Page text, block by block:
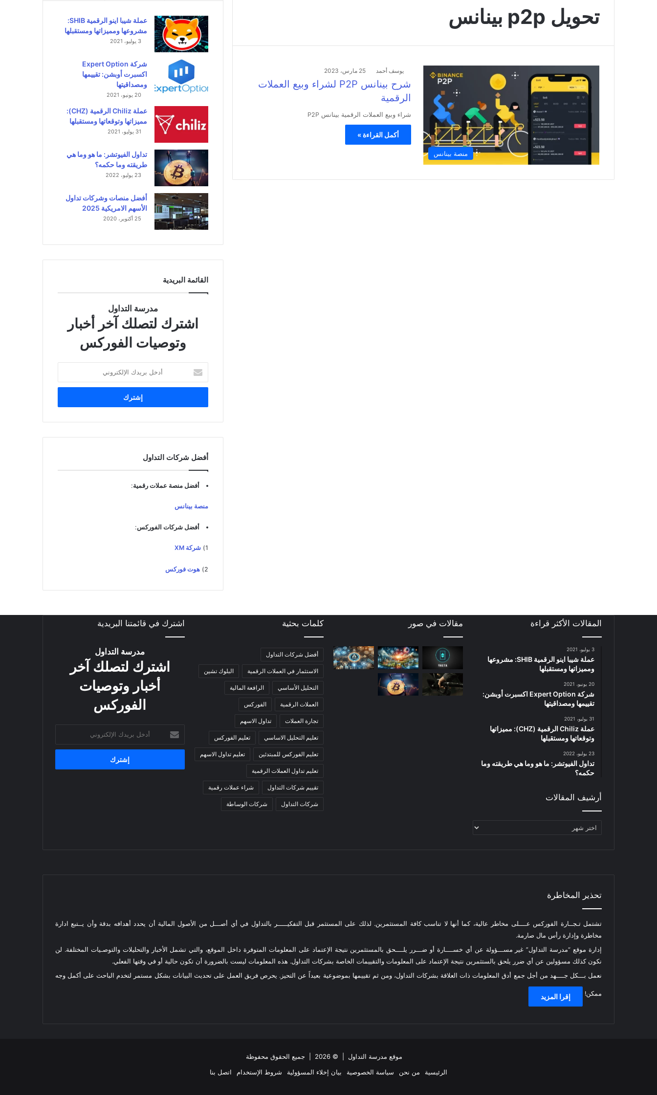
تحويل p2p بينانس
منصة بينانس
يوسف أحمد 25 مارس، 2023
شرح بينانس P2P لشراء وبيع العملات
الرقمية
شراء وبيع العملات الرقمية بينانس P2P
أكمل القراءة »
عملة شيبا اينو الرقمية SHIB:
مشروعها ومميزاتها ومستقبلها
3 يوليو، 2021
شركة Expert Option
اكسبرت أوبشن: تقييمها
ومصداقيتها
20 يونيو، 2021
عملة Chiliz الرقمية (CHZ):
مميزاتها وتوقعاتها ومستقبلها
31 يوليو، 2021
تداول الفيوتشر: ما هو وما هي
طريقته وما حكمه؟
23 يوليو، 2022
أفضل منصات وشركات تداول
الأسهم الامريكية 2025
25 أكتوبر، 2020
القائمة البريدية
مدرسة التداول
اشترك لتصلك آخر أخبار
وتوصيات الفوركس
خ
ب
د
ا
ل
ت
ي
أفضل شركات التداول
أفضل منصة عملات رقمية:
منصة بينانس
أفضل شركات الفوركس:
1) شركة XM
2) هوت فوركس
المقالات الأكثر قراءة
3 يوليو، 2021
عملة شيبا اينو الرقمية SHIB: مشروعها
ومميزاتها ومستقبلها
20 يونيو، 2021
شركة Expert Option اكسبرت أوبشن:
تقييمها ومصداقيتها
31 يوليو، 2021
عملة Chiliz الرقمية (CHZ): مميزاتها
وتوقعاتها ومستقبلها
23 يوليو، 2022
تداول الفيوتشر: ما هو وما هي طريقته وما
حكمه؟
أرشيف المقالات
أرشيف
مقالات في صور كلمات بحثية
أفضل شركات التداول
الاستثمار في العملات الرقمية البلوك تشين
التحليل الأساسي الرافعة المالية
العملات الرقمية الفوركس
تجارة العملات تداول الاسهم
تعليم التحليل الاساسي تعليم الفوركس
تعليم الفوركس للمبتدئين تعليم تداول الاسهم
تعليم تداول العملات الرقمية
تقييم شركات التداول شراء عملات رقمية
شركات التداول شركات الوساطة
اشترك في قائمتنا البريدية
مدرسة التداول
اشترك لتصلك آخر
أخبار وتوصيات
الفوركس
بريدك
الإلكتروني
تحذير المخاطرة
تشتمل تـجــارة الفوركس عــــلى مخاطر عالية، كما أنها لا تناسب كافة المستثمرين. لذلك على المستثمر قبل التفكيـــــر بالتداول في أي أصـــل من الأصول المالية أن يحدد أهدافه بدقة وأن يــتبع ادارة
مخاطرة وإدارة رأس مال صارمة.
إدارة موقع “مدرسة التداول” غير مســـؤولة عن أي خســــارة أو ضـــرر يلــــحق بالمستثمرين نتيجة الإعتماد على المعلومات المتوفرة داخل الموقع، والتي تشمل الأخبار والتحليلات والتوصـيات المختلفة. لن
نكون كذلك مسؤولين عن أي ضرر يلحق بالستثمرين نتيجة الإعتماد على المعلومات والتقييمات الخاصة بشركات التداول. هذه المعلومات ليست بالضرورة أن تكون حالية أو في وقتها الفعلي.
نعمل بـــكل جــــهد من أجل جمع أدق المعلومات ذات العلاقة بشركات التداول، ومن ثم تقييمها بموضوعية بعيداً عن التحيز. يحرص فريق العمل على تحديث البيانات بشكل مستمر لتخدم الباحث على أكمل وجه
ممكن! إقرا المزيد
موقع مدرسة التداول | © 2026 | جميع الحقوق محفوظة
الرئيسية
من نحن سياسة الخصوصية بيان إخلاء المسؤولية شروط الإستخدام
اتصل بنا